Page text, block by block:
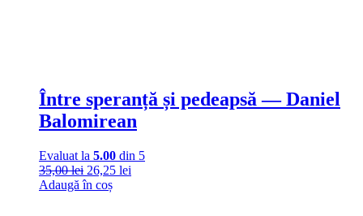
Între speranță și pedeapsă — Daniel
Balomirean
Evaluat la 5.00 din 5
35,00lei 26,25 lei
Adaugă în coș